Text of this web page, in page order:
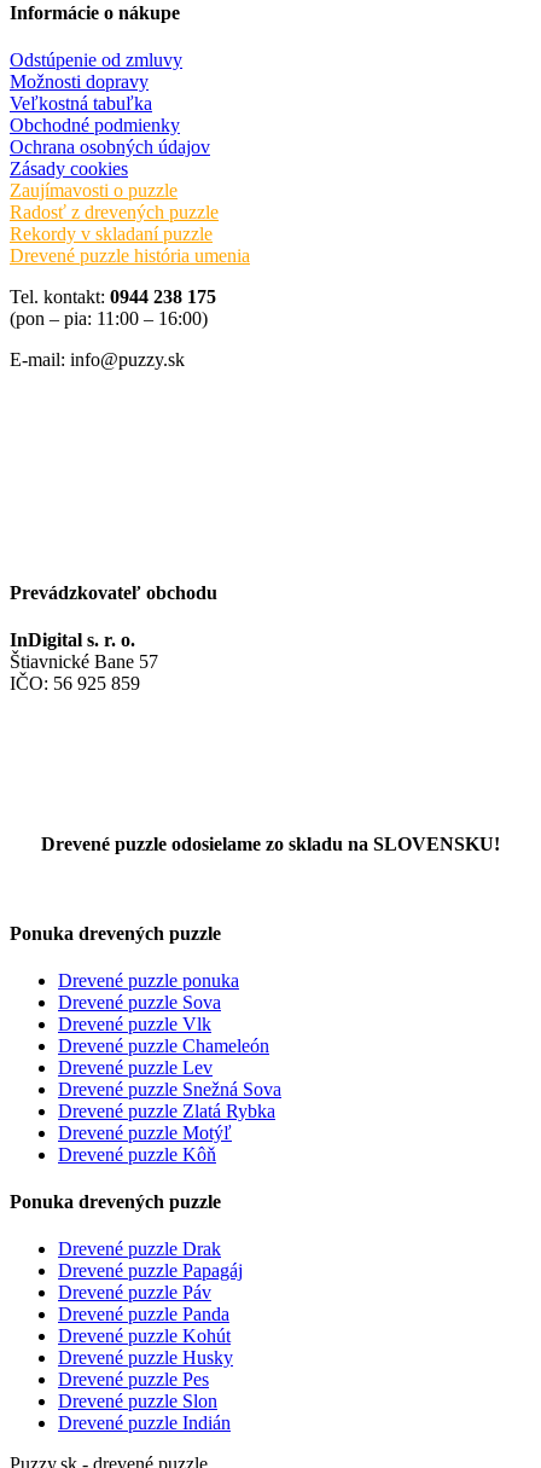
Informácie o nákupe
Odstúpenie od zmluvy
Možnosti dopravy
Veľkostná tabuľka
Obchodné podmienky
Ochrana osobných údajov
Zásady cookies
Zaujímavosti o puzzle
Radosť z drevených puzzle
Rekordy v skladaní puzzle
Drevené puzzle história umenia
Tel. kontakt: 0944 238 175
(pon – pia: 11:00 – 16:00)
E-mail: info@puzzy.sk
Prevádzkovateľ obchodu
InDigital s. r. o.
Štiavnické Bane 57
IČO: 56 925 859
Drevené puzzle odosielame zo skladu na SLOVENSKU!
Ponuka drevených puzzle
Drevené puzzle ponuka
Drevené puzzle Sova
Drevené puzzle Vlk
Drevené puzzle Chameleón
Drevené puzzle Lev
Drevené puzzle Snežná Sova
Drevené puzzle Zlatá Rybka
Drevené puzzle Motýľ
Drevené puzzle Kôň
Ponuka drevených puzzle
Drevené puzzle Drak
Drevené puzzle Papagáj
Drevené puzzle Páv
Drevené puzzle Panda
Drevené puzzle Kohút
Drevené puzzle Husky
Drevené puzzle Pes
Drevené puzzle Slon
Drevené puzzle Indián